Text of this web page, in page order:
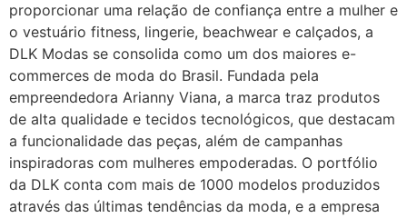
proporcionar uma relação de confiança entre a mulher e
o vestuário fitness, lingerie, beachwear e calçados, a
DLK Modas se consolida como um dos maiores e-
commerces de moda do Brasil. Fundada pela
empreendedora Arianny Viana, a marca traz produtos
de alta qualidade e tecidos tecnológicos, que destacam
a funcionalidade das peças, além de campanhas
inspiradoras com mulheres empoderadas. O portfólio
da DLK conta com mais de 1000 modelos produzidos
através das últimas tendências da moda, e a empresa